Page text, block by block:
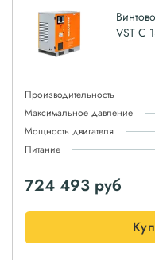
VST C
Производительность
Максимальное давление
Мощность двигателя
Питание
724 493 руб